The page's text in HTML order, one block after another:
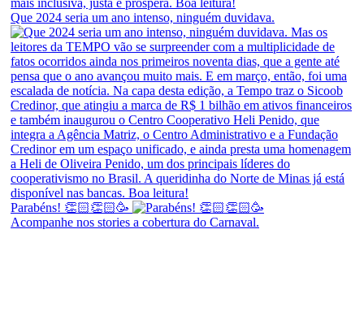
Que 2024 seria um ano intenso, ninguém duvidava.
Parabéns! 👏🏻👏🏻🥳
Acompanhe nos stories a cobertura do Carnaval.